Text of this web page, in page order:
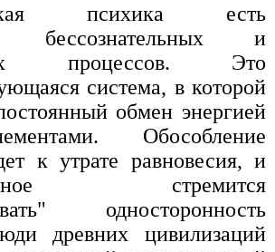
психика есть
бессознательных и
процессов. Это
система, в которой
обмен энергией
Обособление
к утрате равновесия, и
стремится
односторонность
древних цивилизаций